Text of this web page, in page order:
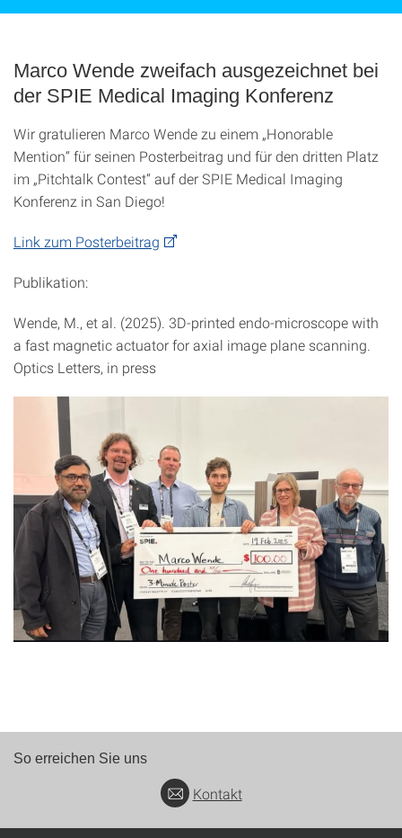
Marco Wende zweifach ausgezeichnet bei
der SPIE Medical Imaging Konferenz
Wir gratulieren Marco Wende zu einem „Honorable
Mention“ für seinen Posterbeitrag und für den dritten Platz
im „Pitchtalk Contest“ auf der SPIE Medical Imaging
Konferenz in San Diego!
Link zum Posterbeitrag
Publikation:
Wende, M., et al. (2025). 3D-printed endo-microscope with
a fast magnetic actuator for axial image plane scanning.
Optics Letters, in press
So erreichen Sie uns
Kontakt